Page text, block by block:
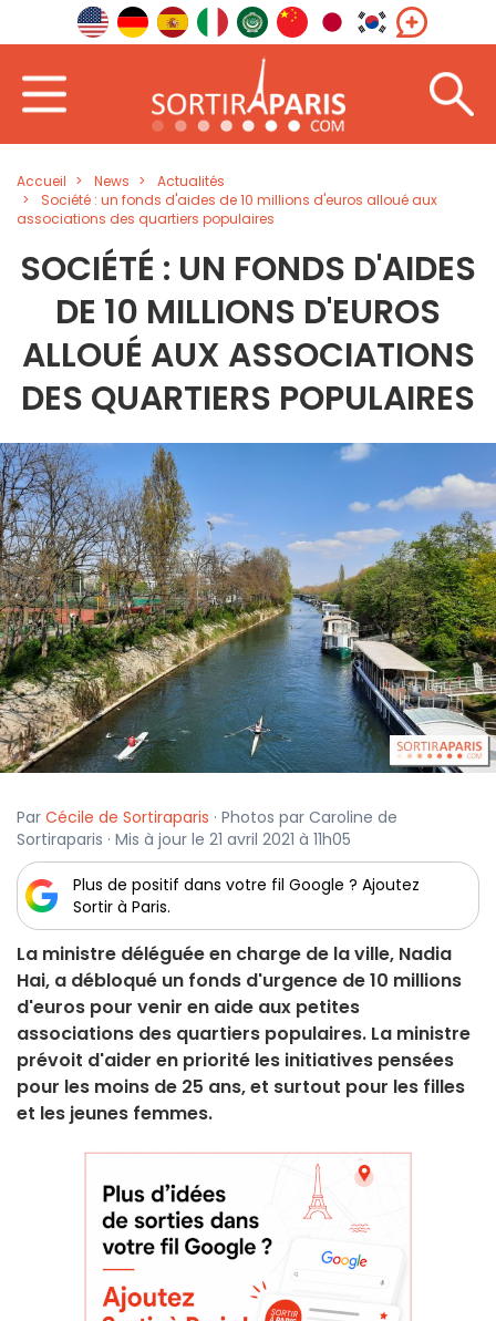
Accueil News
Actualités
Société : un fonds d'aides de 10 millions d'euros alloué aux
associations des quartiers populaires
SOCIÉTÉ : UN FONDS D'AIDES
DE 10 MILLIONS D'EUROS
ALLOUÉ AUX ASSOCIATIONS
DES QUARTIERS POPULAIRES
Par Cécile de Sortiraparis · Photos par Caroline de
Sortiraparis · Mis à jour le 21 avril 2021 à 11h05
Plus de positif dans votre fil Google ? Ajoutez
Sortir à Paris.
La ministre déléguée en charge de la ville, Nadia
Hai, a débloqué un fonds d'urgence de 10 millions
d'euros pour venir en aide aux petites
associations des quartiers populaires. La ministre
prévoit d'aider en priorité les initiatives pensées
pour les moins de 25 ans, et surtout pour les filles
et les jeunes femmes.